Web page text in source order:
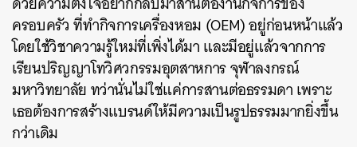
ครอบครัว ที่ทำกิจการเครื่องหอม (OEM) อยู่ก่อนหน้าแล้ว
โดยใช้วิชาความรู้ใหม่ที่เพิ่งได้มา และมีอยู่แล้วจากการ
เรียนปริญญาโทวิศวกรรมอุตสาหการ จุฬาลงกรณ์
มหาวิทยาลัย ทว่านั่นไม่ใช่แค่การสานต่อธรรมดา เพราะ
เธอต้องการสร้างแบรนด์ให้มีความเป็นรูปธรรมมากยิ่งขึ้น
กว่าเดิม